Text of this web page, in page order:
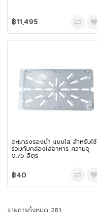
฿11,495
ตะแกรงรองน้ำ แบบใส สำหรับใช้
ร่วมกับกล่องใส่อาหาร ความจุ
0.75 ลิตร
฿40
รายการทั้งหมด 281